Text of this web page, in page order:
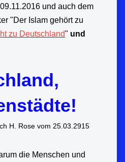
und auch dem
"Der Islam gehört zu
zu Deutschland" und
die Menschen und